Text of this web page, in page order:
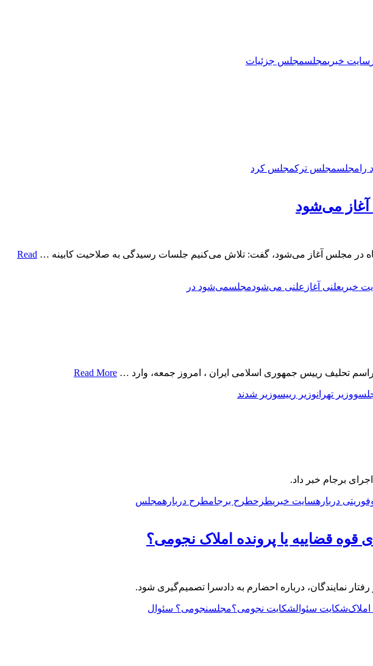
سایت خبریمجلسمجلس جزئیات
مجلسمجلس ترکمجلس‌ کرد‌
می‌شود
Read
خبریعلنی آغاز علنی می‌شودمجلسمی‌شود در
تحلیف رییس جمهوری اسلامی ایران ، امروز جمعه، وارد … Read More
ووزیر تهرانوزیر رییسوزیر شدند
برجام خبر داد.
دربارهسایت خبریطرحطرح برجامطرح دربارهمجلس
قضاییه یا پرونده املاک‌ نجومی؟
نمایندگان، درباره احضارم به دادسرا تصمیم‌گیری شود.
شکایت سئوالشکایت نجومی؟مجلسنجومی؟ سئوال